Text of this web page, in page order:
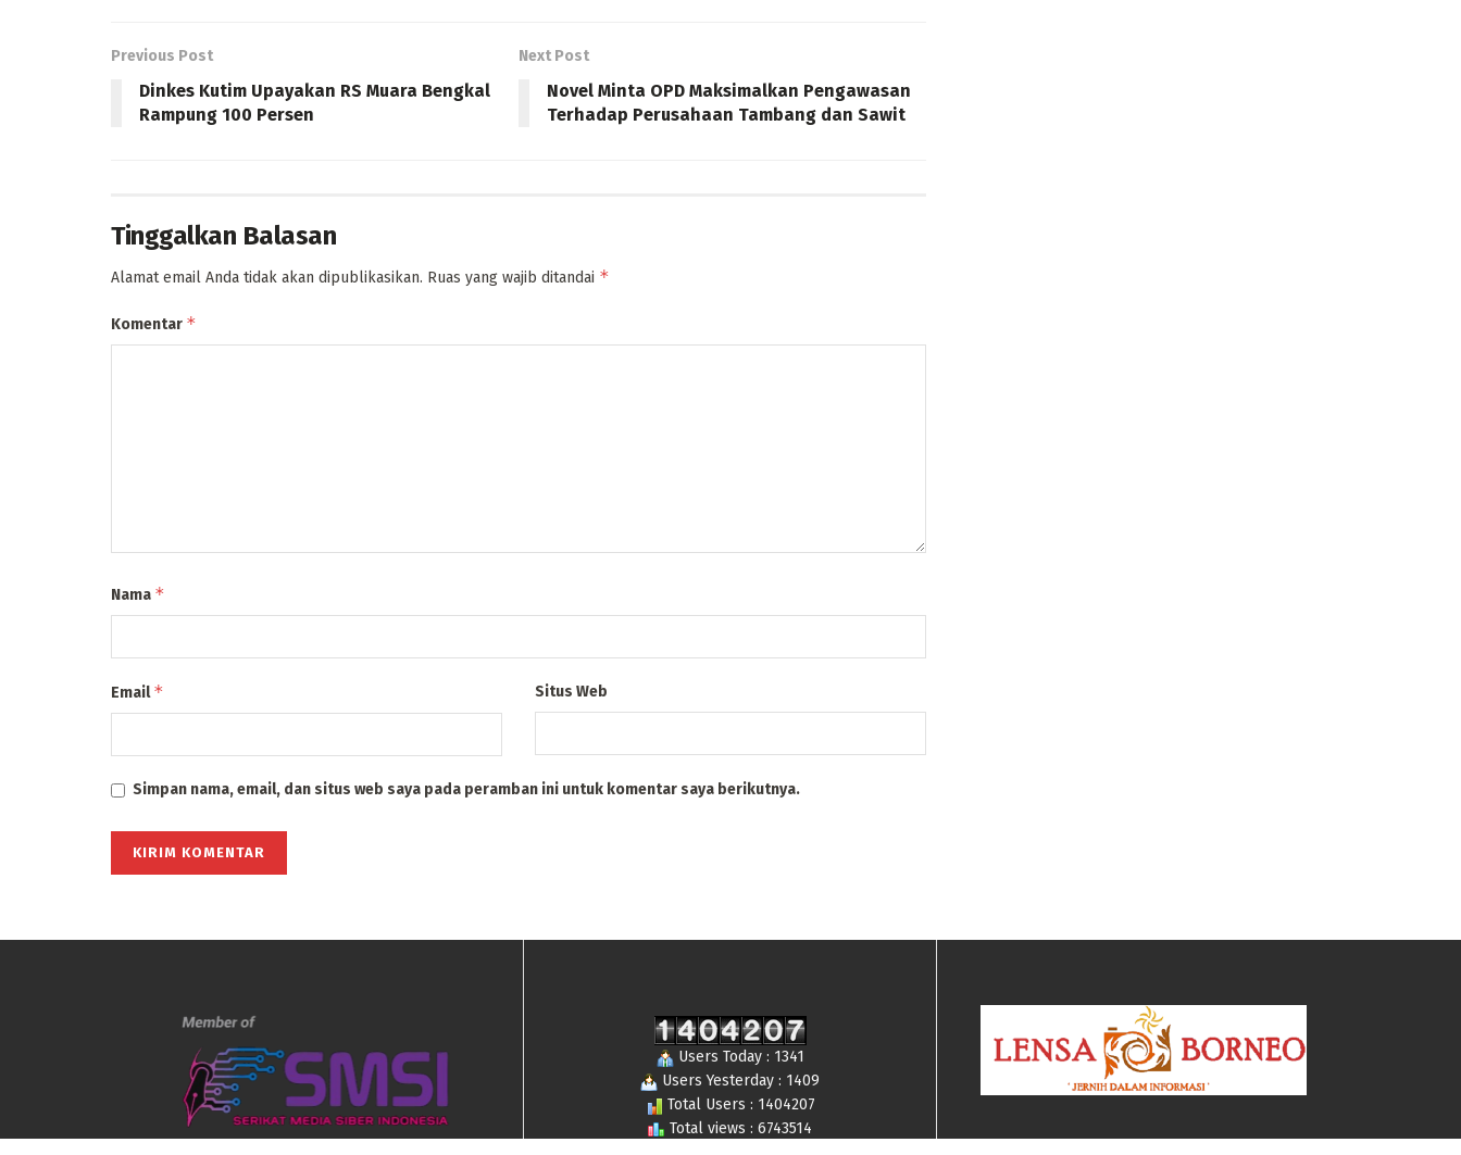
Previous Post
Dinkes Kutim Upayakan RS Muara Bengkal
Rampung 100 Persen
Next Post
Novel Minta OPD Maksimalkan Pengawasan
Terhadap Perusahaan Tambang dan Sawit
Tinggalkan Balasan
Alamat email Anda tidak akan dipublikasikan. Ruas yang wajib ditandai *
Komentar *
Nama *
Email* Situs Web
Simpan nama, email, dan situs web saya pada peramban ini untuk komentar saya berikutnya.
Users Today : 1341
Users Yesterday : 1409
Total Users : 1404207
Total views : 6743514